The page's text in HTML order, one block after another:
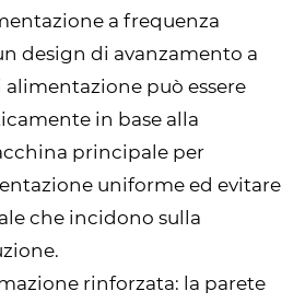
a frequenza
design di avanzamento a
alimentazione può essere
in base alla
principale per
uniforme ed evitare
che incidono sulla
rinforzata: la parete